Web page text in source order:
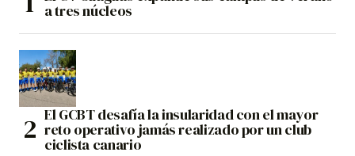
a tres núcleos
El GCBT desafía la insularidad con el mayor
reto operativo jamás realizado por un club
ciclista canario